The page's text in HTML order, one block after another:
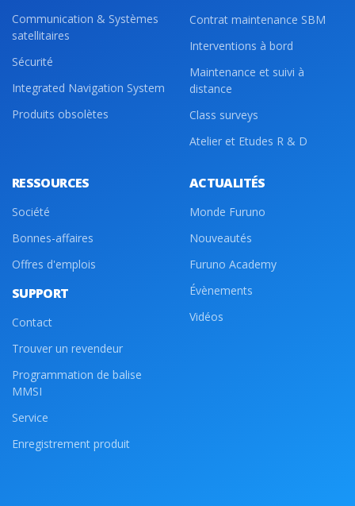
Communication & Systèmes
satellitaires
Sécurité
Integrated Navigation System
Produits obsolètes
Contrat maintenance SBM
Interventions à bord
Maintenance et suivi à
distance
Class surveys
Atelier et Etudes R & D
RESSOURCES
Société
Bonnes-affaires
Offres d'emplois
SUPPORT
Contact
Trouver un revendeur
Programmation de balise
MMSI
Service
Enregistrement produit
ACTUALITÉS
Monde Furuno
Nouveautés
Furuno Academy
Évènements
Vidéos